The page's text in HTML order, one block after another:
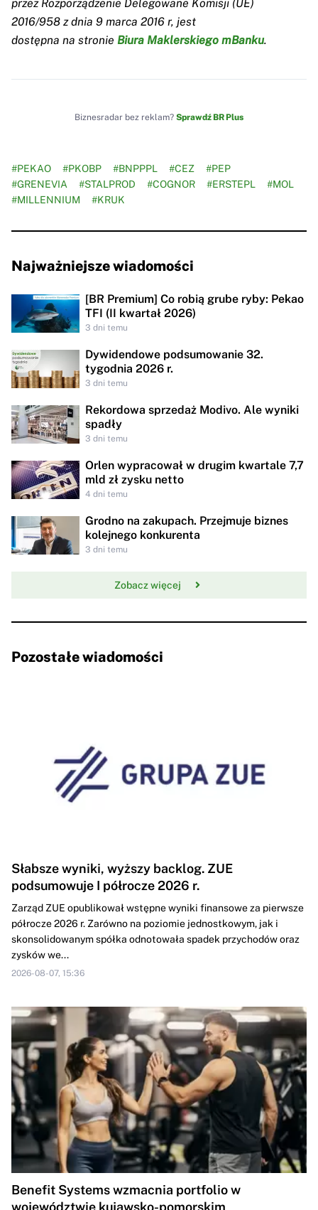
przez Rozporządzenie Delegowane Komisji (UE)
2016/958 z dnia 9 marca 2016 r, jest
dostępna na stronie Biura Maklerskiego mBanku.
Biznesradar bez reklam? Sprawdź BR Plus
#PEKAO #PKOBP #BNPPPL #CEZ
#PEP
#GRENEVIA
#STALPROD #COGNOR #ERSTEPL
#MOL
#MILLENNIUM
#KRUK
Najważniejsze wiadomości
[BR Premium] Co robią grube ryby: Pekao
TFI (II kwartał 2026)
3 dni temu
Dywidendowe podsumowanie 32.
tygodnia 2026 r.
3 dni temu
Rekordowa sprzedaż Modivo. Ale wyniki
spadły
3 dni temu
Orlen wypracował w drugim kwartale 7,7
mld zł zysku netto
4 dni temu
Grodno na zakupach. Przejmuje biznes
kolejnego konkurenta
3 dni temu
Zobacz więcej
Pozostałe wiadomości
Słabsze wyniki, wyższy backlog. ZUE
podsumowuje I półrocze 2026 r.
Zarząd ZUE opublikował wstępne wyniki finansowe za pierwsze
półrocze 2026 r. Zarówno na poziomie jednostkowym, jak i
skonsolidowanym spółka odnotowała spadek przychodów oraz
zysków we...
2026-08-07, 15:36
Benefit Systems wzmacnia portfolio w
województwie kujawsko-pomorskim